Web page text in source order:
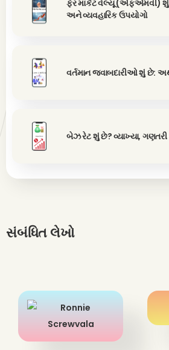
ફેર માર્કેટ વેલ્યૂ (એફએમવી)
અને વ્યવહારિક ઉપયોગો
વર્તમાન જવાબદારીઓ શું છે:
બેઝ રેટ શું છે? વ્યાખ્યા,
સંબંધિત લેખો